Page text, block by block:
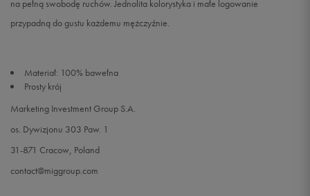
na pełną swobodę ruchów. Jednolita kolorystyka i małe logowanie
przypadną do gustu każdemu mężczyźnie.
Materiał: 100% bawełna
Prosty krój
Marketing Investment Group S.A.
os. Dywizjonu 303 Paw. 1
31-871 Cracow, Poland
contact@miggroup.com